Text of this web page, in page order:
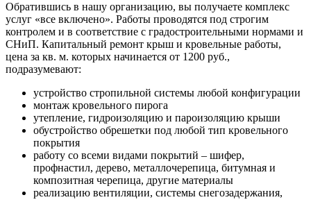
Обратившись в нашу организацию, вы получаете комплекс
услуг «все включено». Работы проводятся под строгим
контролем и в соответствие с градостроительными нормами и
СНиП. Капитальный ремонт крыш и кровельные работы,
цена за кв. м. которых начинается от 1200 руб.,
подразумевают:
устройство стропильной системы любой конфигурации
монтаж кровельного пирога
утепление, гидроизоляцию и пароизоляцию крыши
обустройство обрешетки под любой тип кровельного
покрытия
работу со всеми видами покрытий – шифер,
профнастил, дерево, металлочерепица, битумная и
композитная черепица, другие материалы
реализацию вентиляции, системы снегозадержания,